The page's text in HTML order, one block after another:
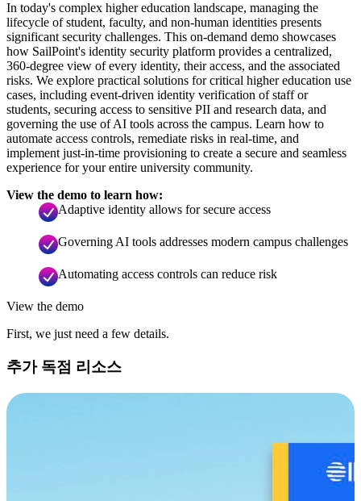
In today's complex higher education landscape, managing the
lifecycle of student, faculty, and non-human identities presents
significant security challenges. This on-demand demo showcases
how SailPoint's identity security platform provides a centralized,
360-degree view of every identity, their access, and the associated
risks. We explore practical solutions for critical higher education use
cases, including event-driven identity verification of staff or
students, securing access to sensitive PII and research data, and
governing the use of AI tools across the campus. Learn how to
automate access controls, remediate risks in real-time, and
implement just-in-time provisioning to create a secure and seamless
experience for your entire university community.
View the demo to learn how:
Adaptive identity allows for secure access
Governing AI tools addresses modern campus challenges
Automating access controls can reduce risk
View the demo
First, we just need a few details.
추가 독점 리소스